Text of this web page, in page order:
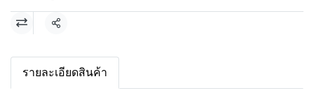
แชร์
รายละเอียดสินค้า